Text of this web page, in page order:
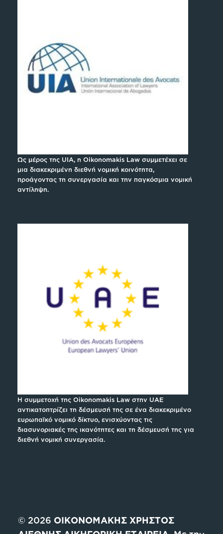
Ως μέρος της UIA, η Oikonomakis Law συμμετέχει σε
μια διακεκριμένη διεθνή νομική κοινότητα,
προάγοντας τη συνεργασία και την παγκόσμια νομική
αντίληψη.
Η συμμετοχή της Oikonomakis Law στην UAE
αντικατοπτρίζει τη δέσμευσή της σε ένα διακεκριμένο
ευρωπαϊκό νομικό δίκτυο, ενισχύοντας τις
διασυνοριακές της ικανότητες και τη δέσμευσή της για
διεθνή νομική συνεργασία.
© 2026 ΟΙΚΟΝΟΜΑΚΗΣ ΧΡΗΣΤΟΣ